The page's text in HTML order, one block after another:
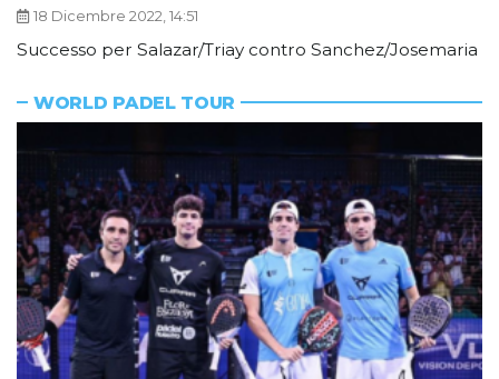
18 Dicembre 2022, 14:51
Successo per Salazar/Triay contro Sanchez/Josemaria
WORLD PADEL TOUR